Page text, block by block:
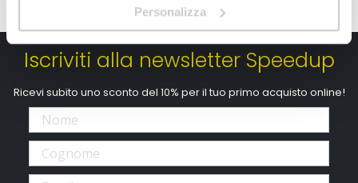
Personalizza
Iscriviti alla newsletter Speedup
Ricevi subito uno sconto del 10% per il tuo primo acquisto online!